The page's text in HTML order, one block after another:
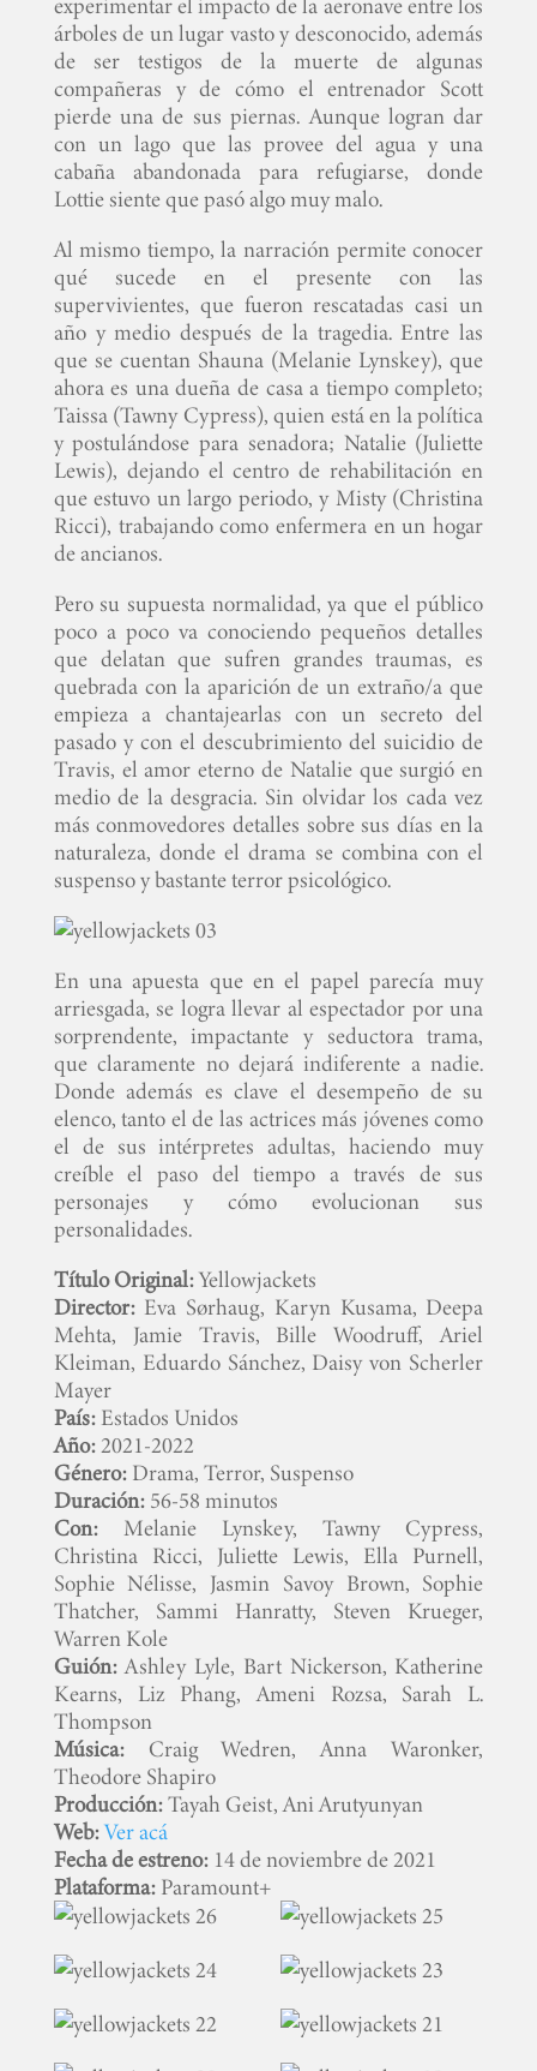
INICIO
PELICULAS
SERIES
árboles de un lugar vasto y desconocido, además
de ser testigos de la muerte de algunas
compañeras y de cómo el entrenador Scott
pierde una de sus piernas. Aunque logran dar
con un lago que las provee del agua y una
cabaña abandonada para refugiarse, donde
Lottie siente que pasó algo muy malo.
Al mismo tiempo, la narración permite conocer
qué sucede en el presente con las
supervivientes, que fueron rescatadas casi un
año y medio después de la tragedia. Entre las
que se cuentan Shauna (Melanie Lynskey), que
ahora es una dueña de casa a tiempo completo;
Taissa (Tawny Cypress), quien está en la política
y postulándose para senadora; Natalie (Juliette
Lewis), dejando el centro de rehabilitación en
que estuvo un largo periodo, y Misty (Christina
Ricci), trabajando como enfermera en un hogar
de ancianos.
Pero su supuesta normalidad, ya que el público
poco a poco va conociendo pequeños detalles
que delatan que sufren grandes traumas, es
quebrada con la aparición de un extraño/a que
empieza a chantajearlas con un secreto del
pasado y con el descubrimiento del suicidio de
Travis, el amor eterno de Natalie que surgió en
medio de la desgracia. Sin olvidar los cada vez
más conmovedores detalles sobre sus días en la
naturaleza, donde el drama se combina con el
suspenso y bastante terror psicológico.
En una apuesta que en el papel parecía muy
arriesgada, se logra llevar al espectador por una
sorprendente, impactante y seductora trama,
que claramente no dejará indiferente a nadie.
Donde además es clave el desempeño de su
elenco, tanto el de las actrices más jóvenes como
el de sus intérpretes adultas, haciendo muy
creíble el paso del tiempo a través de sus
personajes y cómo evolucionan sus
personalidades.
Título Original:Yellowjackets
Director:Eva Sørhaug, Karyn Kusama, Deepa
Mehta, Jamie Travis, Bille Woodruff, Ariel
Kleiman, Eduardo Sánchez, Daisy von Scherler
Mayer
País:Estados Unidos
Año:2021-2022
Género:Drama, Terror, Suspenso
Duración:56-58 minutos
Con:Melanie Lynskey, Tawny Cypress,
Christina Ricci, Juliette Lewis, Ella Purnell,
Sophie Nélisse, Jasmin Savoy Brown, Sophie
Thatcher, Sammi Hanratty, Steven Krueger,
Warren Kole
Guión:Ashley Lyle, Bart Nickerson, Katherine
Kearns, Liz Phang, Ameni Rozsa, Sarah L.
Thompson
Música:Craig Wedren, Anna Waronker,
Theodore Shapiro
Producción:Tayah Geist, Ani Arutyunyan
Web:Ver acá
Fecha de estreno:14 de noviembre de 2021
Plataforma:Paramount+